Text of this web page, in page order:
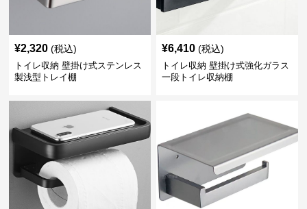
¥2,320 (税込)
トイレ収納 壁掛け式ステンレス
製浅型トレイ棚
¥6,410 (税込)
トイレ収納 壁掛け式強化ガラス
一段トイレ収納棚